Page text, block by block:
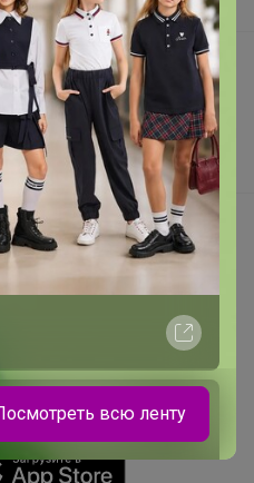
ваших изображений
чисел
проверенноевсю ленту